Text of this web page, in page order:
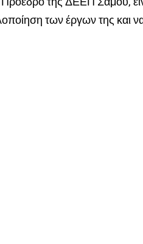
των έργων της και